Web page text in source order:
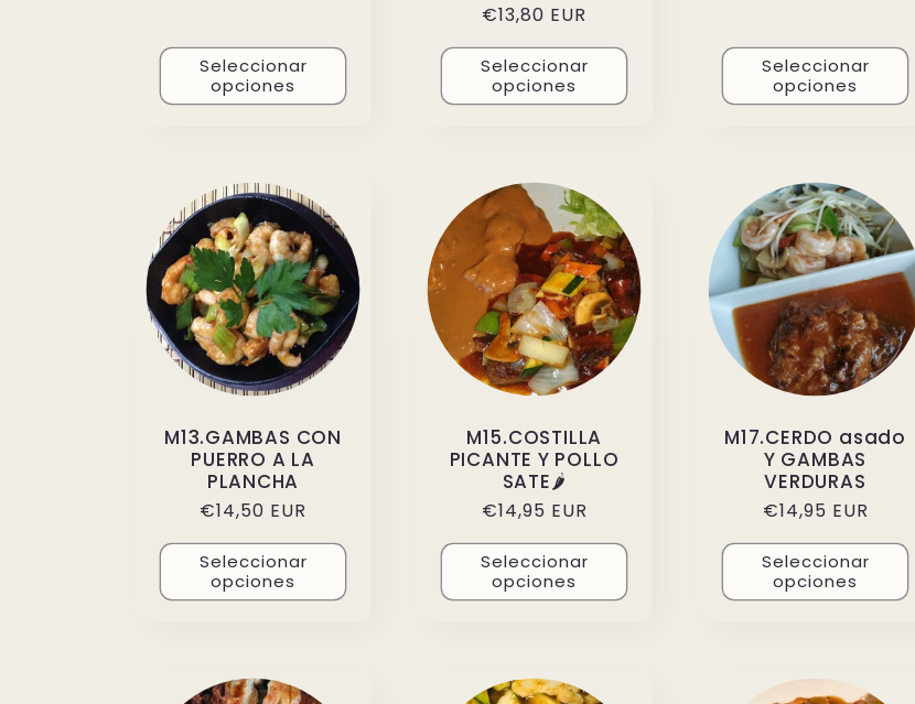
Seleccionar
opciones
Precio
habitual
€13,80 EUR
Seleccionar
opciones
Seleccionar
opciones
M13.GAMBAS CON
PUERRO A LA
PLANCHA
Precio
habitual
€14,50 EUR
Seleccionar
opciones
M15.COSTILLA
PICANTE Y POLLO
SATE🌶️
Precio
habitual
€14,95 EUR
Seleccionar
opciones
M17.CERDO asado
Y GAMBAS
VERDURAS
Precio
habitual
€14,95 EUR
Seleccionar
opciones